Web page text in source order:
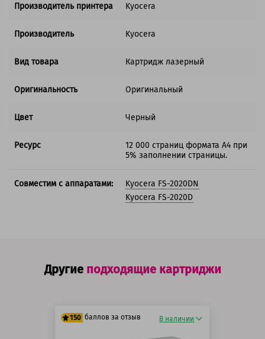
Производитель принтера Kyocera
Производитель Kyocera
Вид товара Картридж лазерный
Оригинальность Оригинальный
Цвет Черный
Ресурс
12 000 страниц формата А4 при
5% заполнении страницы.
Совместим с аппаратами:
Kyocera FS-2020DN
Kyocera FS-2020D
Другие подходящие картриджи
150 баллов за отзыв В наличии